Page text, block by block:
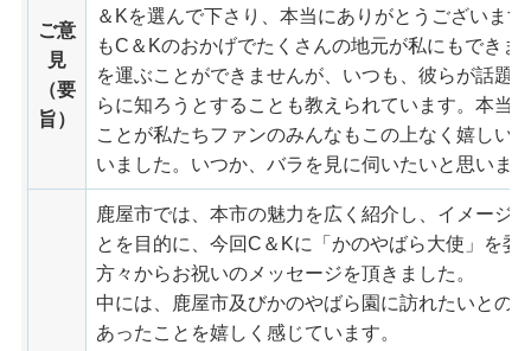
ご意
見
（要
旨）
＆Kを選んで下さり、本当にありがとうございま
もC＆Kのおかげでたくさんの地元が私にもでき
を運ぶことができませんが、いつも、彼らが話題
らに知ろうとすることも教えられています。本当
ことが私たちファンのみんなもこの上なく嬉しい
いました。いつか、バラを見に伺いたいと思いま
鹿屋市では、本市の魅力を広く紹介し、イメージ
とを目的に、今回C＆Kに「かのやばら大使」を委
方々からお祝いのメッセージを頂きました。
中には、鹿屋市及びかのやばら園に訪れたいとの
あったことを嬉しく感じています。